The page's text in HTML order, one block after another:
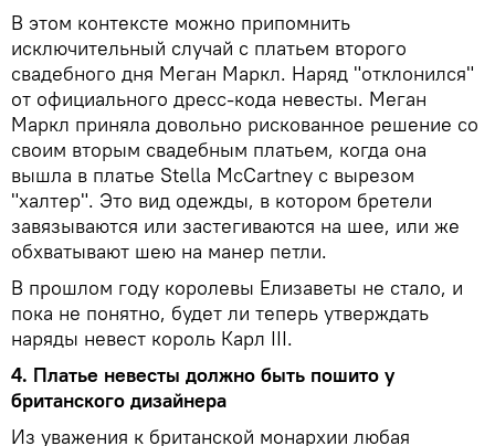
В этом контексте можно припомнить
исключительный случай с платьем второго
свадебного дня Меган Маркл. Наряд "отклонился"
от официального дресс-кода невесты. Меган
Маркл приняла довольно рискованное решение со
своим вторым свадебным платьем, когда она
вышла в платье Stella McCartney с вырезом
"халтер". Это вид одежды, в котором бретели
завязываются или застегиваются на шее, или же
обхватывают шею на манер петли.
В прошлом году королевы Елизаветы не стало, и
пока не понятно, будет ли теперь утверждать
наряды невест король Карл III.
4. Платье невесты должно быть пошито у
британского дизайнера
Из уважения к британской монархии любая